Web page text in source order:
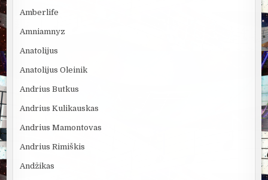
Amberlife
Amniamnyz
Anatolijus
Anatolijus Oleinik
Andrius Butkus
Andrius Kulikauskas
Andrius Mamontovas
Andrius Rimiškis
Andžikas